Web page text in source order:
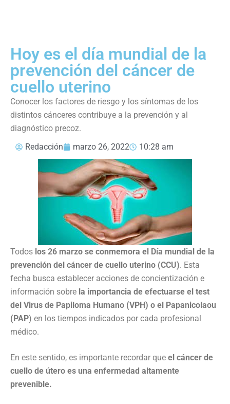
Hoy es el día mundial de la
prevención del cáncer de
cuello uterino
Conocer los factores de riesgo y los síntomas de los
distintos cánceres contribuye a la prevención y al
diagnóstico precoz.
Redacción
marzo 26, 2022 10:28 am
Todos los 26 marzo se conmemora el Día mundial de la
prevención del cáncer de cuello uterino (CCU). Esta
fecha busca establecer acciones de concientización e
información sobre la importancia de efectuarse el test
del Virus de Papiloma Humano (VPH) o el Papanicolaou
(PAP) en los tiempos indicados por cada profesional
médico.
En este sentido, es importante recordar que el cáncer de
cuello de útero es una enfermedad altamente
prevenible.